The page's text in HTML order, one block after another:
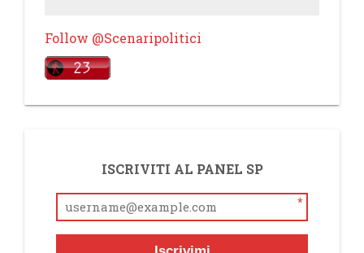
Follow @Scenaripolitici
ISCRIVITI AL PANEL SP
*